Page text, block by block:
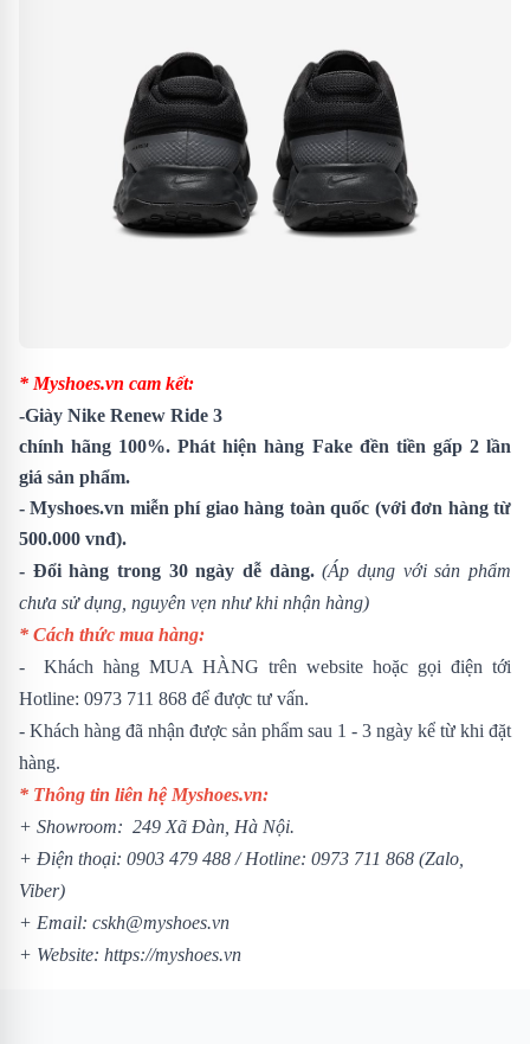
* Myshoes.vn cam kết:
-Giày Nike Renew Ride 3
chính hãng 100%. Phát hiện hàng Fake đền tiền gấp 2 lần
giá sản phẩm.
- Myshoes.vn miễn phí giao hàng toàn quốc (với đơn hàng từ
500.000 vnđ).
- Đổi hàng trong 30 ngày dễ dàng.(Áp dụng với sản phẩm
chưa sử dụng, nguyên vẹn như khi nhận hàng)
* Cách thức mua hàng:
- Khách hàng MUA HÀNG trên website hoặc gọi điện tới
Hotline: 0973 711 868 để được tư vấn.
- Khách hàng đã nhận được sản phẩm sau 1 - 3 ngày kể từ khi đặt
hàng.
* Thông tin liên hệ Myshoes.vn:
+ Showroom: 249 Xã Đàn, Hà Nội.
+ Điện thoại: 0903 479 488 /Hotline: 0973 711 868 (Zalo,
Viber)
+ Email: cskh@myshoes.vn
+ Website: https://myshoes.vn